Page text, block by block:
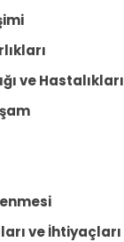
ve Hastalıkları
ve İhtiyaçları